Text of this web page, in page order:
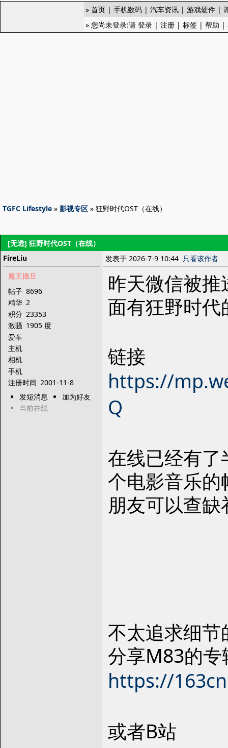
» 首页 | 手机数码 | 汽车资讯 | 游戏硬件 |
» 您尚未登录:请 登录 | 注册 | 标签 | 帮助 |
TGFC Lifestyle » 影视专区 » 狂野时代OST（在线）
[无透] 狂野时代OST（在线）
FireLiu
魔王撒旦
帖子 8696
精华 2
积分 23353
激骚 1905 度
爱车
主机
相机
手机
注册时间 2001-11-8
发短消息
加为好友
当前在线
发表于 2026-7-9 10:44 只看该作者
昨天微信被
面有狂野时代
链接
https://
Q
在线已经有
个电影音乐
朋友可以查
不太追求细
分享M83的
https://
或者B站